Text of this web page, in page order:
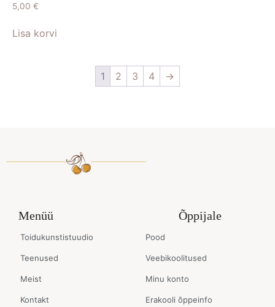
5,00 €
Lisa korvi
1 2 3 4 →
Menüü
Toidukunstistuudio
Teenused
Meist
Kontakt
Õppijale
Pood
Veebikoolitused
Minu konto
Erakooli õppeinfo